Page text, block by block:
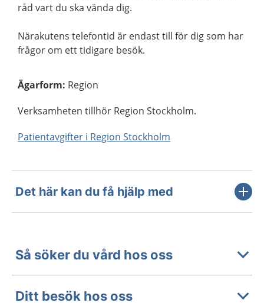
råd vart du ska vända dig.
Närakutens telefontid är endast till för dig som har
frågor om ett tidigare besök.
Ägarform: Region
Verksamheten tillhör Region Stockholm.
Patientavgifter i Region Stockholm
Det här kan du få hjälp med
Så söker du vård hos oss
Ditt besök hos oss